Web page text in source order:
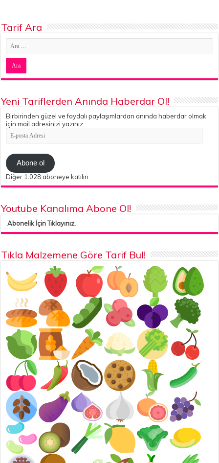
Tarif Ara
Yeni Tariflerden Anında Haberdar Ol!
Birbirinden güzel ve faydalı paylaşımlardan anında haberdar olmak
için mail adresinizi yazınız.
E-
posta
Abone ol
Diğer 1.028 aboneye katılın
Youtube Kanalıma Abone Ol!
Abonelik İçin Tıklayınız.
Tıkla Malzemene Göre Tarif Bul!